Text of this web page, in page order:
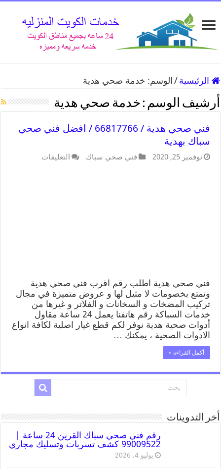
الرئيسية / الوسم: خدمة صحي هدية
أرشيف الوسم : خدمة صحي هدية
فني صحي هدية / 66817766 / افضل فني صحي
سباك بهدية
نوفمبر 25, 2020 فني صحي سباك التعليقات
فني صحي هدية اطلب رقم اقرب فني صحي هدية
وتمتع بخصومات لا مثيل لها و عروض متميزة في مجال
تركيب المضخات و السخانات و الفلاتر و غيرها من
خدمات السباكة رقم هاتفنا يعمل 24 ساعة مقاول
أدوات صحية هدية نوفر لكم قطع غيار اصلية لكافة انواع
الادوات الصحية ، يمكنك …
أكمل القراءة »
أخر التدوينات
رقم فني صحي سباك القرين 24 ساعة |
99009522 كشف تسربات وتسليك مجاري
يوليو 4, 2026